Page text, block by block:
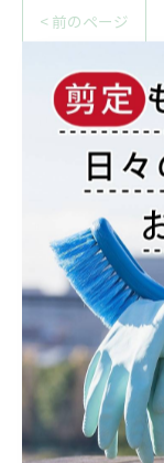
< 前のページ